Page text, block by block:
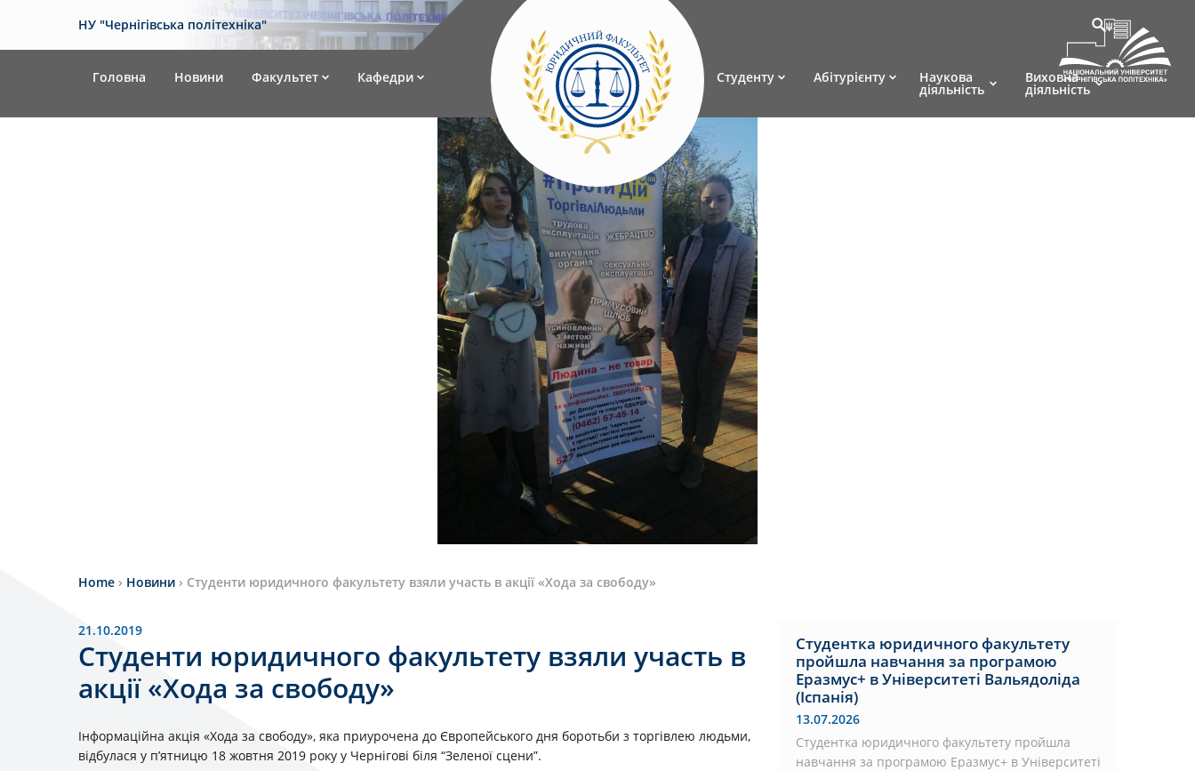
НУ "Чернігівська політехніка"
Головна Новини Факультет Кафедри Студенту Абітурієнту Наукова
діяльність
Виховна
діяльність
Home › Новини › Студенти юридичного факультету взяли участь в акції «Хода за свободу»
21.10.2019
Студенти юридичного факультету взяли участь в
акції «Хода за свободу»
Інформаційна акція «Хода за свободу», яка приурочена до Європейського дня боротьби з торгівлею людьми,
відбулася у п’ятницю 18 жовтня 2019 року у Чернігові біля “Зеленої сцени”.
Студентка юридичного факультету
пройшла навчання за програмою
Еразмус+ в Університеті Вальядоліда
(Іспанія)
13.07.2026
Студентка юридичного факультету пройшла
навчання за програмою Еразмус+ в Університеті